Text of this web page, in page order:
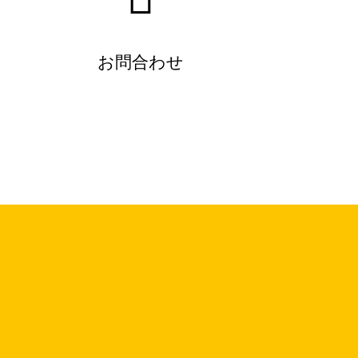
お問合わせ